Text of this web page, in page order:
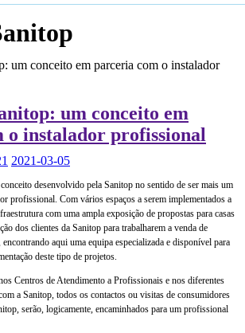
um conceito em
o instalador profissional
2021-03-05
desenvolvido pela Sanitop no sentido de ser mais um
profissional. Com vários espaços a serem implementados a
com uma ampla exposição de propostas para casas
dos clientes da Sanitop para trabalharem a venda de
encontrando aqui uma equipa especializada e disponível para
deste tipo de projetos.
Centros de Atendimento a Profissionais e nos diferentes
a Sanitop, todos os contactos ou visitas de consumidores
serão, logicamente, encaminhados para um profissional